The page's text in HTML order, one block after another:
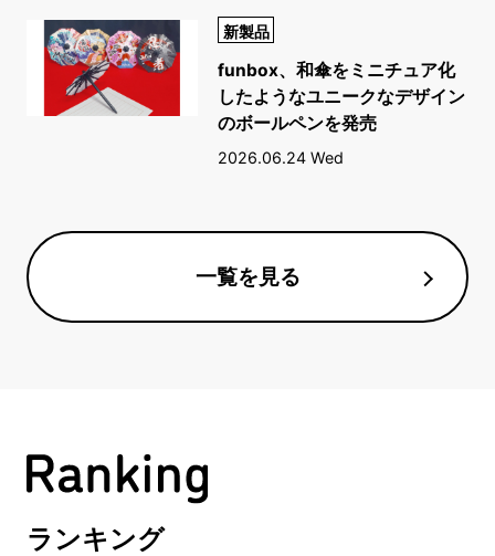
新製品
funbox、和傘をミニチュア化
したようなユニークなデザイン
のボールペンを発売
2026.06.24 Wed
一覧を見る
ランキング